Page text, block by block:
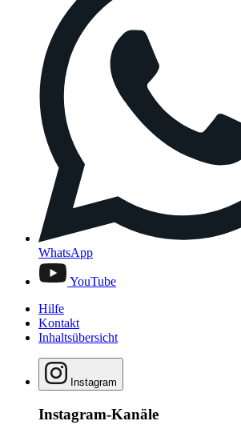
WhatsApp
YouTube
Hilfe
Kontakt
Inhaltsübersicht
Instagram
Instagram-Kanäle